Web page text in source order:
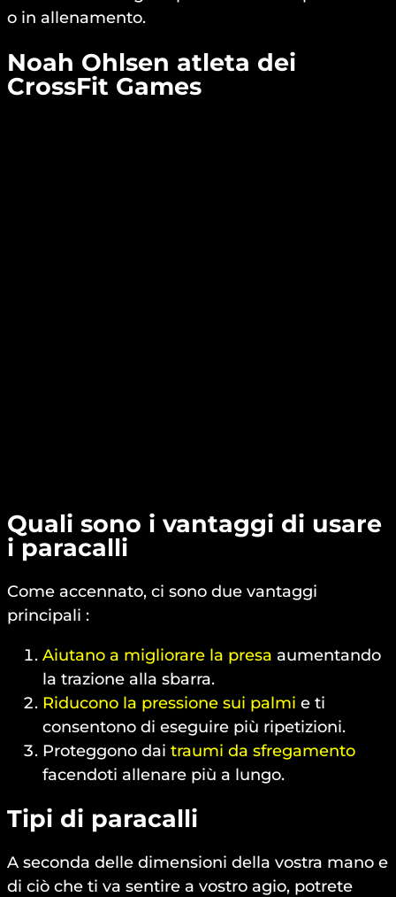
o in allenamento.
Noah Ohlsen atleta dei
CrossFit Games
Quali sono i vantaggi di usare
i paracalli
Come accennato, ci sono due vantaggi
principali :
Aiutano a migliorare la presa aumentando
la trazione alla sbarra.
Riducono la pressione sui palmi e ti
consentono di eseguire più ripetizioni.
Proteggono dai traumi da sfregamento
facendoti allenare più a lungo.
Tipi di paracalli
A seconda delle dimensioni della vostra mano e
di ciò che ti va sentire a vostro agio, potrete